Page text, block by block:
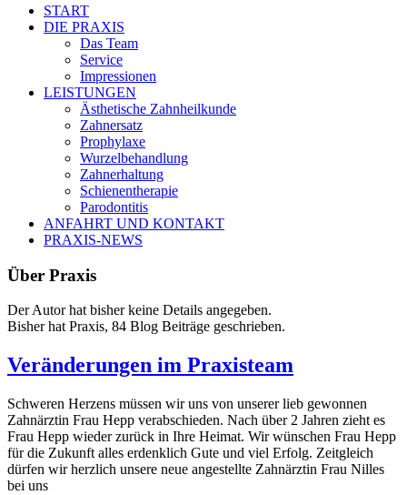
START
DIE PRAXIS
Das Team
Service
Impressionen
LEISTUNGEN
Ästhetische Zahnheilkunde
Zahnersatz
Prophylaxe
Wurzelbehandlung
Zahnerhaltung
Schienentherapie
Parodontitis
ANFAHRT UND KONTAKT
PRAXIS-NEWS
Über Praxis
Der Autor hat bisher keine Details angegeben.
Bisher hat Praxis, 84 Blog Beiträge geschrieben.
Veränderungen im Praxisteam
Schweren Herzens müssen wir uns von unserer lieb gewonnen
Zahnärztin Frau Hepp verabschieden. Nach über 2 Jahren zieht es
Frau Hepp wieder zurück in Ihre Heimat. Wir wünschen Frau Hepp
für die Zukunft alles erdenklich Gute und viel Erfolg. Zeitgleich
dürfen wir herzlich unsere neue angestellte Zahnärztin Frau Nilles
bei uns